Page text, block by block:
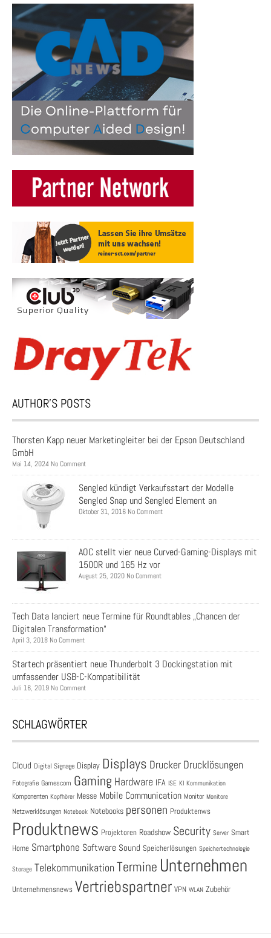
AUTHOR’S POSTS
Thorsten Kapp neuer Marketingleiter bei der Epson Deutschland
GmbH
Mai 14, 2024 No Comment
Sengled kündigt Verkaufsstart der Modelle
Sengled Snap und Sengled Element an
Oktober 31, 2016 No Comment
AOC stellt vier neue Curved-Gaming-Displays mit
1500R und 165 Hz vor
August 25, 2020 No Comment
Tech Data lanciert neue Termine für Roundtables „Chancen der
Digitalen Transformation“
April 3, 2018 No Comment
Startech präsentiert neue Thunderbolt 3 Dockingstation mit
umfassender USB-C-Kompatibilität
Juli 16, 2019 No Comment
SCHLAGWÖRTER
Cloud Digital Signage Display Displays Drucker Drucklösungen
Fotografie Gamescom Gaming Hardware IFA ISE KI Kommunikation
Komponenten Kopfhörer Messe Mobile Communication Monitor Monitore
Netzwerklösungen Notebook Notebooks personen Produktenws
Produktnews Projektoren Roadshow Security Server Smart
Home Smartphone Software Sound Speicherlösungen Speichertechnologie
Storage Telekommunikation Termine Unternehmen
Unternehmensnews Vertriebspartner VPN WLAN Zubehör